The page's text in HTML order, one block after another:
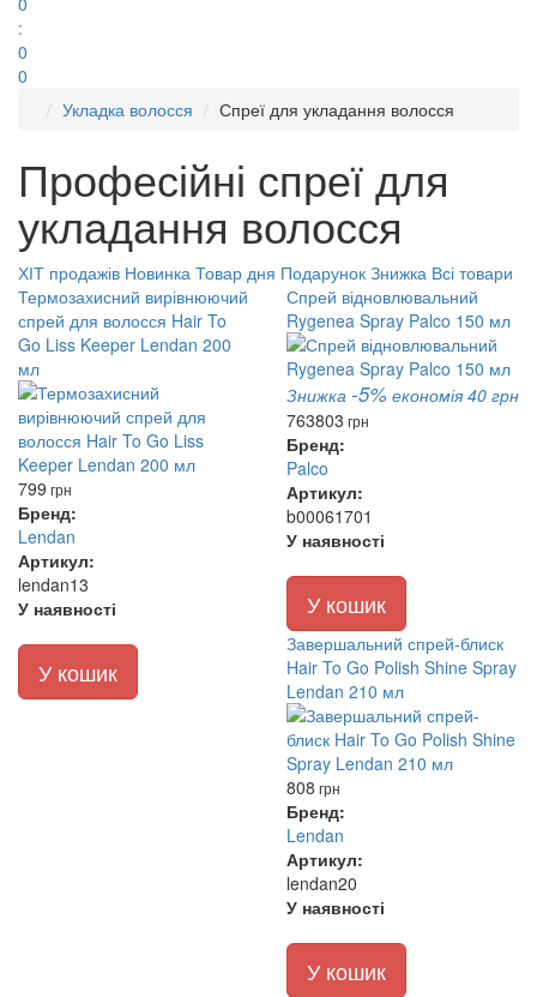
:
0
0
Укладка волосся
Спреї для укладання волосся
Професійні спреї для
укладання волосся
ХІТ продажів Новинка Товар дня Подарунок Знижка Всі товари
Термозахисний вирівнюючий
спрей для волосся Hair To
Go Liss Keeper Lendan 200
мл
799 грн
Бренд:
Lendan
Артикул:
lendan13
У наявності
У кошик
Спрей відновлювальний
Rygenea Spray Palco 150 мл
Знижка -5% економія 40 грн
763803 грн
Бренд:
Palco
Артикул:
b00061701
У наявності
У кошик
Завершальний спрей-блиск
Hair To Go Polish Shine Spray
Lendan 210 мл
808 грн
Бренд:
Lendan
Артикул:
lendan20
У наявності
У кошик